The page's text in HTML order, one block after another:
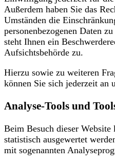
Außerdem haben Sie das
Umständen die
personenbezogenen Daten
steht Ihnen ein
Aufsichtsbehörde zu.
Hierzu sowie zu weiteren
können Sie sich jederzeit an
Analyse-Tools und
Beim Besuch dieser
statistisch ausgewertet
mit sogenannten